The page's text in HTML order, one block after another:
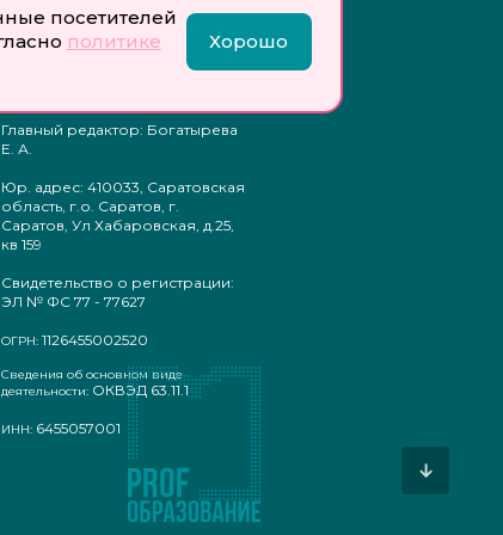
посетителей
политике
Хорошо
↓
Учредитель: Общество с
ограниченной
Главный редактор: Богатырева
Е. А.
Юр. адрес: 410033, Саратовская
область, г.о. Саратов, г.
Саратов, Ул Хабаровская, д.25,
кв 159
Свидетельство о регистрации:
ЭЛ № ФС 77 - 77627
ОГРН: 1126455002520
Сведения об основном виде
деятельности: ОКВЭД 63.11.1
ИНН: 6455057001